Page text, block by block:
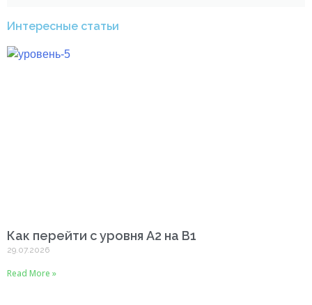
Интересные статьи
Как перейти с уровня A2 на B1
29.07.2026
Read More »